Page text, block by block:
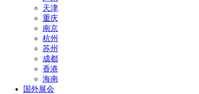
天津
重庆
南京
杭州
苏州
成都
香港
海南
国外展会